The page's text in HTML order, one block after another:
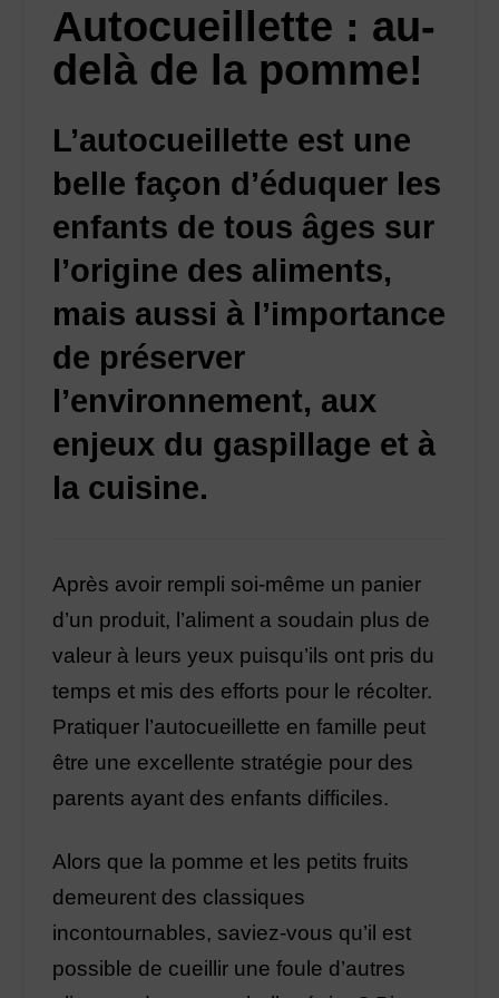
Autocueillette : au-
delà de la pomme!
L’autocueillette est une
belle façon d’éduquer les
enfants de tous âges sur
l’origine des aliments,
mais aussi à l’importance
de préserver
l’environnement, aux
enjeux du gaspillage et à
la cuisine.
Après avoir rempli soi-même un panier
d’un produit, l’aliment a soudain plus de
valeur à leurs yeux puisqu’ils ont pris du
temps et mis des efforts pour le récolter.
Pratiquer l’autocueillette en famille peut
être une excellente stratégie pour des
parents ayant des enfants difficiles.
Alors que la pomme et les petits fruits
demeurent des classiques
incontournables, saviez-vous qu’il est
possible de cueillir une foule d’autres